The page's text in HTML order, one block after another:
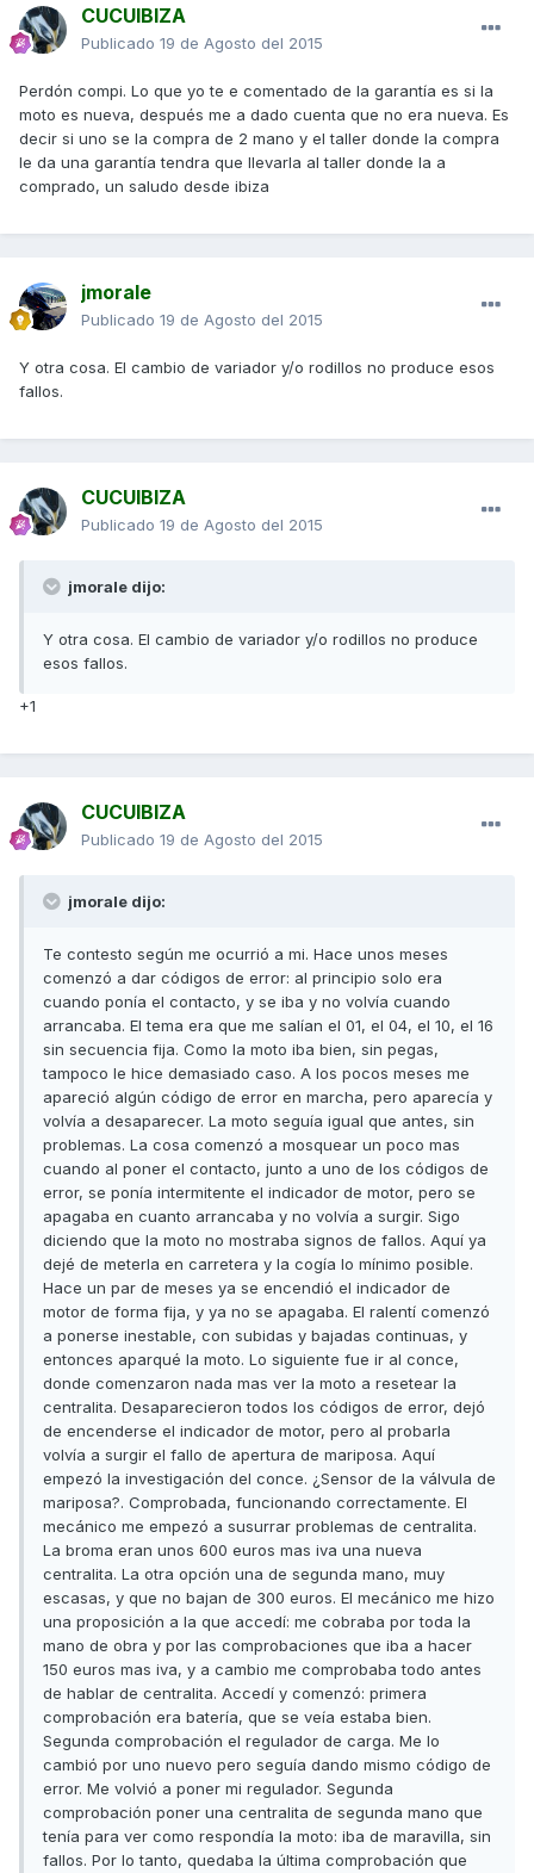
CUCUIBIZA
Publicado 19 de Agosto del 2015
Perdón compi. Lo que yo te e comentado de la garantía es si la
moto es nueva, después me a dado cuenta que no era nueva. Es
decir si uno se la compra de 2 mano y el taller donde la compra
le da una garantía tendra que llevarla al taller donde la a
comprado, un saludo desde ibiza
jmorale
Publicado 19 de Agosto del 2015
Y otra cosa. El cambio de variador y/o rodillos no produce esos
fallos.
CUCUIBIZA
Publicado 19 de Agosto del 2015
jmorale dijo:
Y otra cosa. El cambio de variador y/o rodillos no produce
esos fallos.
+1
CUCUIBIZA
Publicado 19 de Agosto del 2015
jmorale dijo:
Te contesto según me ocurrió a mi. Hace unos meses
comenzó a dar códigos de error: al principio solo era
cuando ponía el contacto, y se iba y no volvía cuando
arrancaba. El tema era que me salían el 01, el 04, el 10, el 16
sin secuencia fija. Como la moto iba bien, sin pegas,
tampoco le hice demasiado caso. A los pocos meses me
apareció algún código de error en marcha, pero aparecía y
volvía a desaparecer. La moto seguía igual que antes, sin
problemas. La cosa comenzó a mosquear un poco mas
cuando al poner el contacto, junto a uno de los códigos de
error, se ponía intermitente el indicador de motor, pero se
apagaba en cuanto arrancaba y no volvía a surgir. Sigo
diciendo que la moto no mostraba signos de fallos. Aquí ya
dejé de meterla en carretera y la cogía lo mínimo posible.
Hace un par de meses ya se encendió el indicador de
motor de forma fija, y ya no se apagaba. El ralentí comenzó
a ponerse inestable, con subidas y bajadas continuas, y
entonces aparqué la moto. Lo siguiente fue ir al conce,
donde comenzaron nada mas ver la moto a resetear la
centralita. Desaparecieron todos los códigos de error, dejó
de encenderse el indicador de motor, pero al probarla
volvía a surgir el fallo de apertura de mariposa. Aquí
empezó la investigación del conce. ¿Sensor de la válvula de
mariposa?. Comprobada, funcionando correctamente. El
mecánico me empezó a susurrar problemas de centralita.
La broma eran unos 600 euros mas iva una nueva
centralita. La otra opción una de segunda mano, muy
escasas, y que no bajan de 300 euros. El mecánico me hizo
una proposición a la que accedí: me cobraba por toda la
mano de obra y por las comprobaciones que iba a hacer
150 euros mas iva, y a cambio me comprobaba todo antes
de hablar de centralita. Accedí y comenzó: primera
comprobación era batería, que se veía estaba bien.
Segunda comprobación el regulador de carga. Me lo
cambió por uno nuevo pero seguía dando mismo código de
error. Me volvió a poner mi regulador. Segunda
comprobación poner una centralita de segunda mano que
tenía para ver como respondía la moto: iba de maravilla, sin
fallos. Por lo tanto, quedaba la última comprobación que